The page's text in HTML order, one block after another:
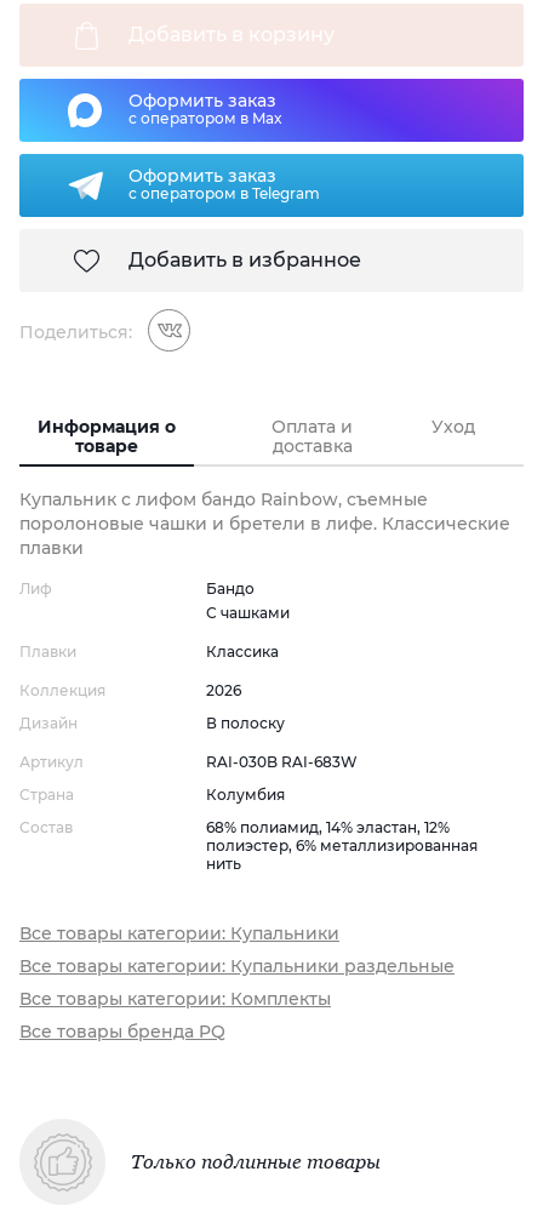
Добавить в корзину
Оформить заказ
с оператором в Max
Оформить заказ
с оператором в Telegram
Добавить в избранное
Поделиться:
Информация о
товаре
Оплата и
доставка
Уход
Купальник с лифом бандо Rainbow, съемные
поролоновые чашки и бретели в лифе. Классические
плавки
Лиф
Бандо
С чашками
Плавки Классика
Коллекция
2026
Дизайн
В полоску
Артикул
RAI-030B RAI-683W
Страна
Колумбия
Состав
68% полиамид, 14% эластан, 12%
полиэстер, 6% металлизированная
нить
Все товары категории: Купальники
Все товары категории: Купальники раздельные
Все товары категории: Комплекты
Все товары бренда PQ
Только подлинные товары